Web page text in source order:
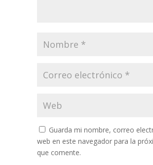
Guarda mi nombre, correo
web en este navegador para la
que comente.